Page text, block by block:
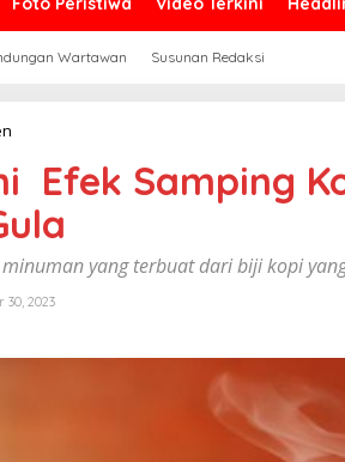
Wartawan Susunan Redaksi
a
s
,
I
n
Efek Samping
yang terbuat dari biji kopi
30, 2023